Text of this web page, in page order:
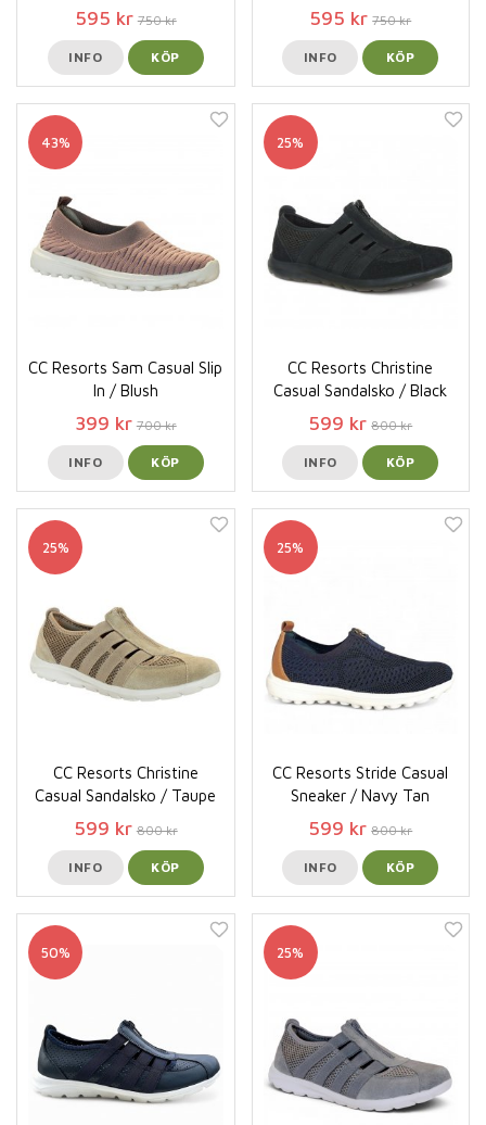
595 kr 750 kr
INFO KÖP
595 kr 750 kr
INFO KÖP
43%
CC Resorts Sam Casual Slip
In / Blush
399 kr 700 kr
INFO KÖP
25%
CC Resorts Christine
Casual Sandalsko / Black
599 kr 800 kr
INFO KÖP
25%
CC Resorts Christine
Casual Sandalsko / Taupe
599 kr 800 kr
INFO KÖP
25%
CC Resorts Stride Casual
Sneaker / Navy Tan
599 kr 800 kr
INFO KÖP
50% 25%